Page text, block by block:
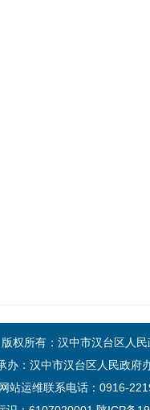
版权所有：汉中市汉台区人
办：汉中市汉台区人民政府
网站运维联系电话：0916-